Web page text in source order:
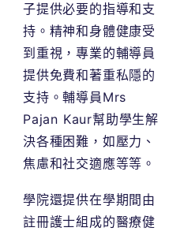
子提供必要的指導和支
持。精神和身體健康受
到重視，專業的輔導員
提供免費和著重私隱的
支持。輔導員Mrs
Pajan Kaur幫助學生解
決各種困難，如壓力、
焦慮和社交適應等等。
學院還提供在學期間由
註冊護士組成的醫療健